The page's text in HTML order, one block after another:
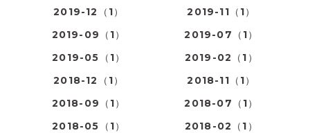
2019-12（1）
2019-11（1）
2019-09（1）
2019-07（1）
2019-05（1）
2019-02（1）
2018-12（1）
2018-11（1）
2018-09（1）
2018-07（1）
2018-05（1）
2018-02（1）